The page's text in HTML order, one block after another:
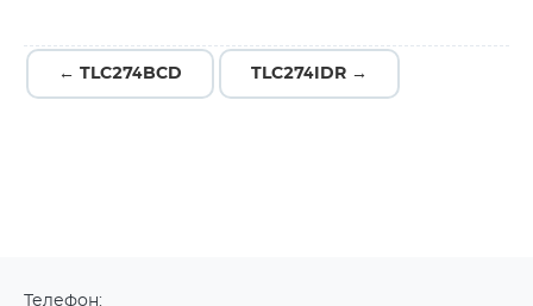
← TLC274BCD TLC274IDR →
Телефон: